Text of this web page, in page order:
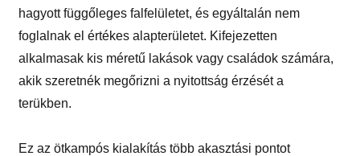
hagyott függőleges falfelületet, és egyáltalán nem
foglalnak el értékes alapterületet. Kifejezetten
alkalmasak kis méretű lakások vagy családok számára,
akik szeretnék megőrizni a nyitottság érzését a
terükben.
Ez az ötkampós kialakítás több akasztási pontot